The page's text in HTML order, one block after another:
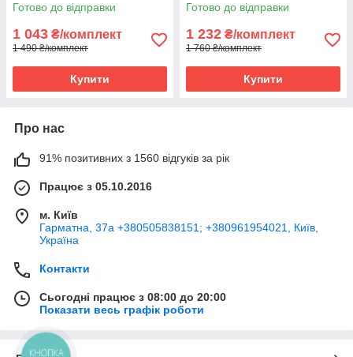
Готово до відправки
1 043 ₴/комплект
1 490 ₴/комплект
Купити
Готово до відправки
1 232 ₴/комплект
1 760 ₴/комплект
Купити
Про нас
91% позитивних з 1560 відгуків за рік
Працює з 05.10.2016
м. Київ
Гарматна, 37а +380505838151; +380961954021, Київ,
Україна
Контакти
Сьогодні працює з 08:00 до 20:00
Показати весь графік роботи
КНОПКА